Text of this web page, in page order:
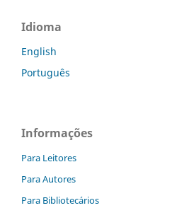
Idioma
English
Português
Informações
Para Leitores
Para Autores
Para Bibliotecários